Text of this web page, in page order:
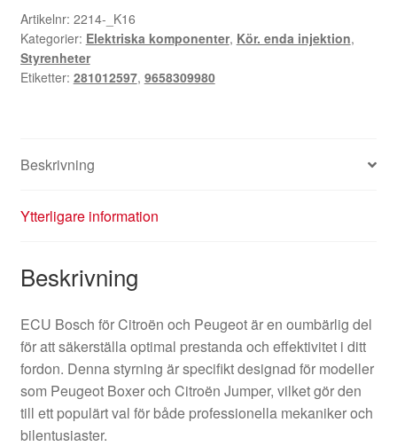
Artikelnr: 2214-_K16
Kategorier: Elektriska komponenter, Kör. enda injektion,
Styrenheter
Etiketter: 281012597, 9658309980
Beskrivning
Ytterligare information
Beskrivning
ECU Bosch för Citroën och Peugeot är en oumbärlig del
för att säkerställa optimal prestanda och effektivitet i ditt
fordon. Denna styrning är specifikt designad för modeller
som Peugeot Boxer och Citroën Jumper, vilket gör den
till ett populärt val för både professionella mekaniker och
bilentusiaster.